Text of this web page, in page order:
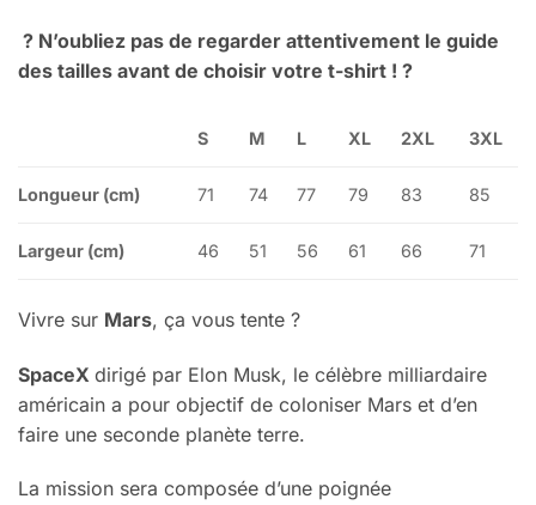
? N’oubliez pas de regarder attentivement le guide
des tailles avant de choisir votre t-shirt ! ?
S M L XL 2XL 3XL
Longueur (cm) 71 74 77 79 83 85
Largeur (cm) 46 51 56 61 66 71
Vivre sur Mars, ça vous tente ?
SpaceX dirigé par Elon Musk, le célèbre milliardaire
américain a pour objectif de coloniser Mars et d’en
faire une seconde planète terre.
La mission sera composée d’une poignée